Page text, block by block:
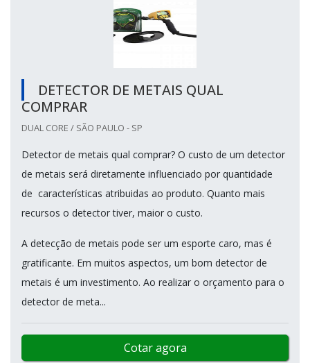
DETECTOR DE METAIS QUAL
COMPRAR
DUAL CORE / SÃO PAULO - SP
Detector de metais qual comprar? O custo de um detector
de metais será diretamente influenciado por quantidade
de características atribuidas ao produto. Quanto mais
recursos o detector tiver, maior o custo.
A detecção de metais pode ser um esporte caro, mas é
gratificante. Em muitos aspectos, um bom detector de
metais é um investimento. Ao realizar o orçamento para o
detector de meta...
Cotar agora